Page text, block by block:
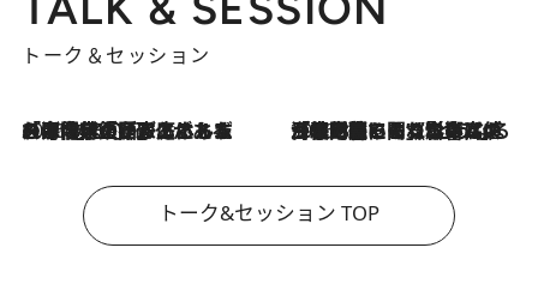
トーク＆セッション
2026.8.3
「今後値上げがあるとすれば…」「リスクがあるのは今年の冬」エネルギー専門家が語る、ホルムズ海峡封鎖が家庭にもたらす“ある心配” 2026.8.3
「住宅建てられない…」「サーチャージ料の高値が続いている」ホルムズ海峡封鎖による影響はいつまで続く？《エネルギー専門家に聞く“どうなる日本の暮らし”》
トーク&セッション TOP